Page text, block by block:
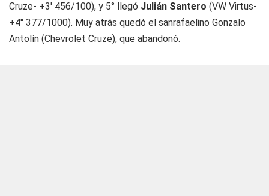
Cruze- +3' 456/100), y 5° llegó Julián Santero (VW Virtus-
+4'' 377/1000). Muy atrás quedó el sanrafaelino Gonzalo
Antolín (Chevrolet Cruze), que abandonó.